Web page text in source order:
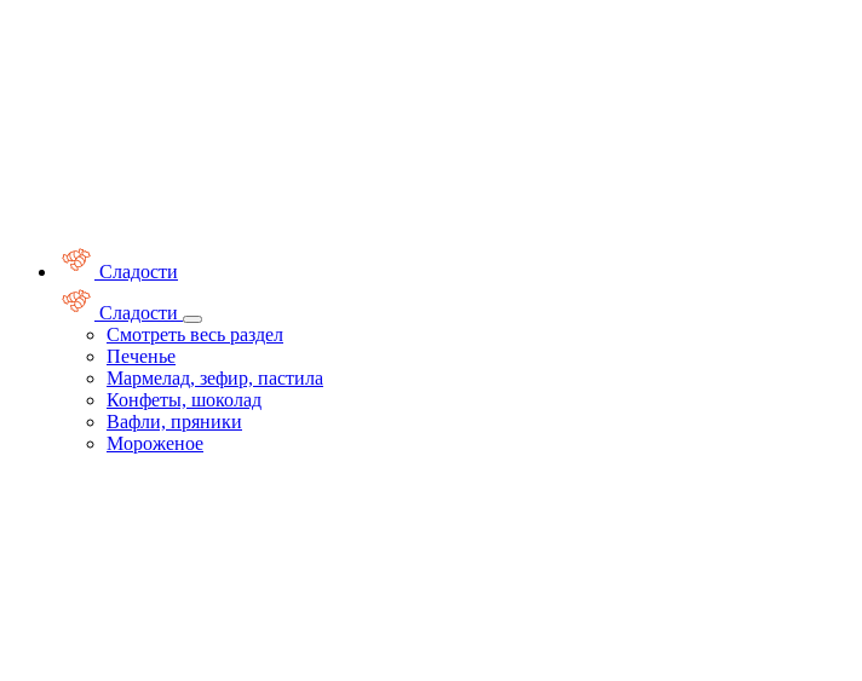
Сладости
Сладости
Смотреть весь раздел
Печенье
Мармелад, зефир, пастила
Конфеты, шоколад
Вафли, пряники
Мороженое